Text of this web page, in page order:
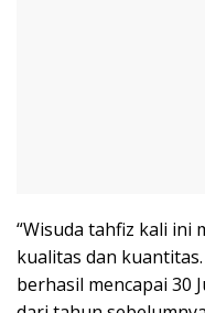
“Wisuda tahfiz kali ini
kualitas dan
berhasil mencapai 30